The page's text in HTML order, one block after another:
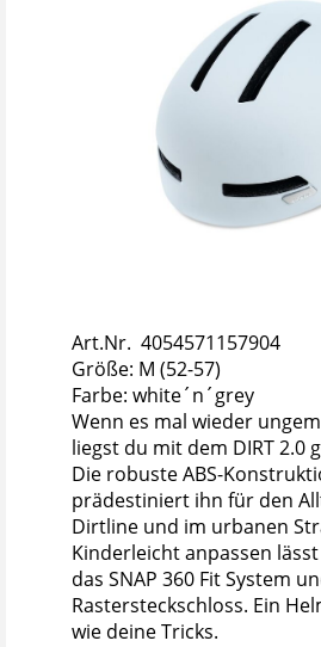
Art.Nr. 4054571157904
Größe: M (52-57)
Farbe: white´n´grey
Wenn es mal wieder
liegst du mit dem DIRT 2.0
Die robuste ABS-
prädestiniert ihn für den
Dirtline und im urbanen
Kinderleicht anpassen
das SNAP 360 Fit System
Rastersteckschloss. Ein
wie deine Tricks.